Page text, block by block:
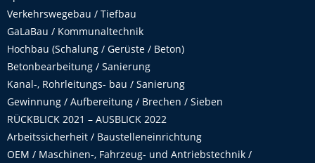
Verkehrswegebau / Tiefbau
GaLaBau / Kommunaltechnik
Hochbau (Schalung / Gerüste / Beton)
Betonbearbeitung / Sanierung
Kanal-, Rohrleitungs- bau / Sanierung
Gewinnung / Aufbereitung / Brechen / Sieben
RÜCKBLICK 2021 – AUSBLICK 2022
Arbeitssicherheit / Baustelleneinrichtung
OEM / Maschinen-, Fahrzeug- und Antriebstechnik /